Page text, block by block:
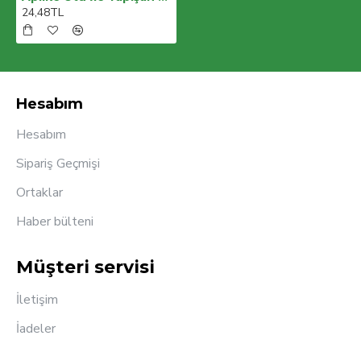
24,48TL
Hesabım
Hesabım
Sipariş Geçmişi
Ortaklar
Haber bülteni
Müşteri servisi
İletişim
İadeler